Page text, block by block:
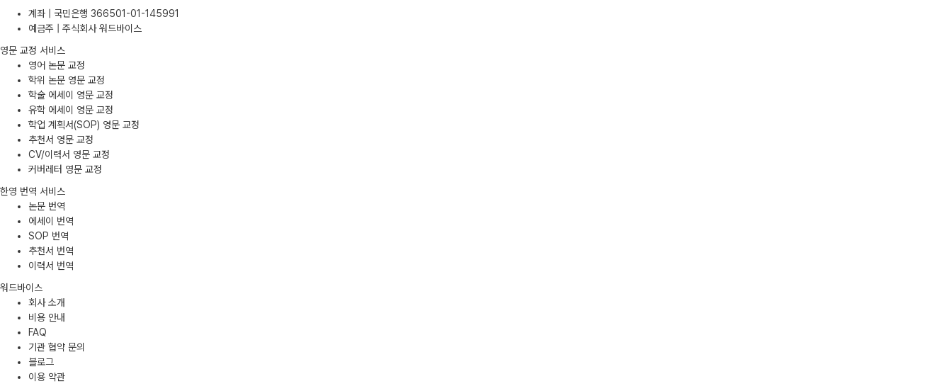
계좌 | 국민은행 366501-01-145991
예금주 | 주식회사 워드바이스
영문 교정 서비스
영어 논문 교정
학위 논문 영문 교정
학술 에세이 영문 교정
유학 에세이 영문 교정
학업 계획서(SOP) 영문 교정
추천서 영문 교정
CV/이력서 영문 교정
커버레터 영문 교정
한영 번역 서비스
논문 번역
에세이 번역
SOP 번역
추천서 번역
이력서 번역
워드바이스
회사 소개
비용 안내
FAQ
기관 협약 문의
블로그
이용 약관